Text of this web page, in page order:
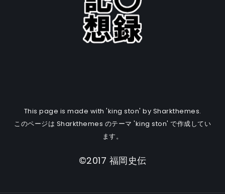
This page is made with 'king ston' by Sharkthemes.
このページは Sharkthemes のテーマ 'king ston' で作成してい
ます。
©2017 福岡史伝